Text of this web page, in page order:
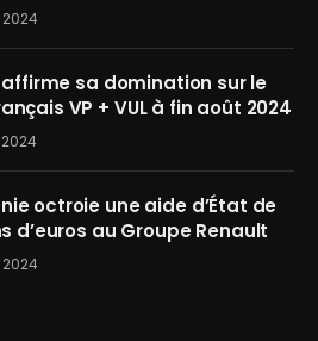
2024
sa domination sur le
VP + VUL à fin août 2024
octroie une aide d’État de
d’euros au Groupe Renault
2024